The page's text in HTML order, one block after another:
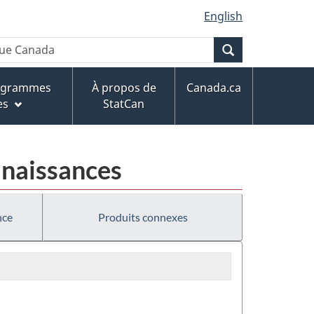
English
À propos de
StatCan
Canada.ca
Produits connexes